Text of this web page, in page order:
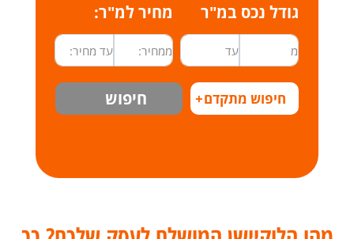
גודל נכס במ"ר מחיר למ"ר:
חיפוש מתקדם+ חיפוש